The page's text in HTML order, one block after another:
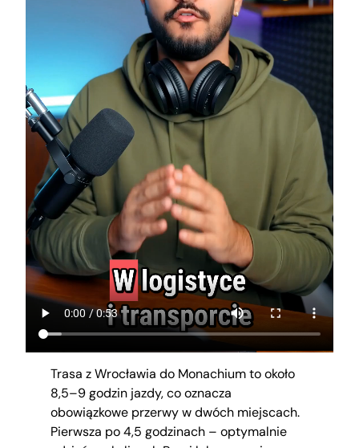
Trasa z Wrocławia do Monachium to około
8,5–9 godzin jazdy, co oznacza
obowiązkowe przerwy w dwóch miejscach.
Pierwsza po 4,5 godzinach – optymalnie